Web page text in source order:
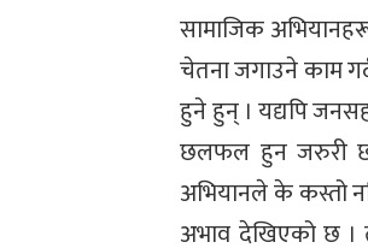
सामाजिक
चेतना जगाउने काम
हुने हुन् । यद्यपि
छलफल हुन जरुरी छ
अभियानले के कस्तो
अभाव देखिएको छ ।